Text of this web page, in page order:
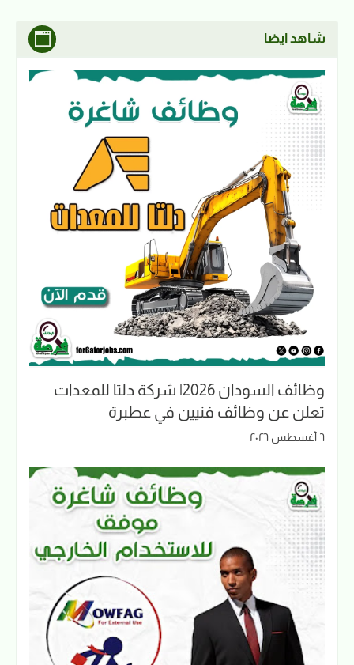
شاهد ايضا
وظائف السودان 2026| شركة دلتا للمعدات
تعلن عن وظائف فنيين في عطبرة
٦ أغسطس ٢٠٢٦